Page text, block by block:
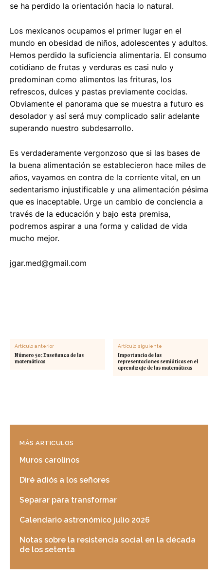
se ha perdido la orientación hacia lo natural.
Los mexicanos ocupamos el primer lugar en el
mundo en obesidad de niños, adolescentes y adultos.
Hemos perdido la suficiencia alimentaria. El consumo
cotidiano de frutas y verduras es casi nulo y
predominan como alimentos las frituras, los
refrescos, dulces y pastas previamente cocidas.
Obviamente el panorama que se muestra a futuro es
desolador y así será muy complicado salir adelante
superando nuestro subdesarrollo.
Es verdaderamente vergonzoso que si las bases de
la buena alimentación se establecieron hace miles de
años, vayamos en contra de la corriente vital, en un
sedentarismo injustificable y una alimentación pésima
que es inaceptable. Urge un cambio de conciencia a
través de la educación y bajo esta premisa,
podremos aspirar a una forma y calidad de vida
mucho mejor.
jgar.med@gmail.com
Artículo anterior
Número 50: Enseñanza de las
matemáticas
Artículo siguiente
Importancia de las
representaciones semióticas en el
aprendizaje de las matemáticas
MÁS ARTICULOS
Muros carolinos
Diré adiós a los señores
Separar para transformar
Calendario astronómico julio 2026
Notas sobre la resistencia social en la década
de los setenta